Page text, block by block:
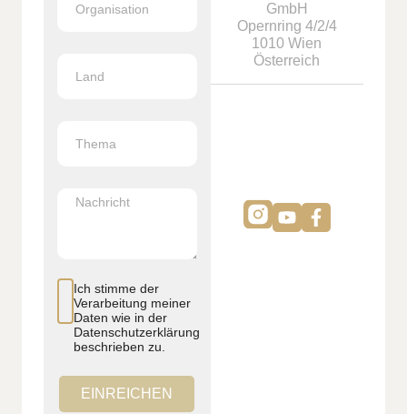
Ich stimme der
Verarbeitung meiner
Daten wie in der
Datenschutzerklärung
beschrieben zu.
EINREICHEN
GmbH
Opernring 4/2/4
1010 Wien
Österreich